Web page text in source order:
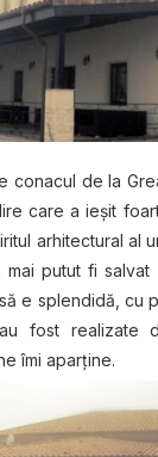
conacul de la
care a ieșit
arhitectural al
putut fi
e splendidă, cu
au fost
îmi aparține.